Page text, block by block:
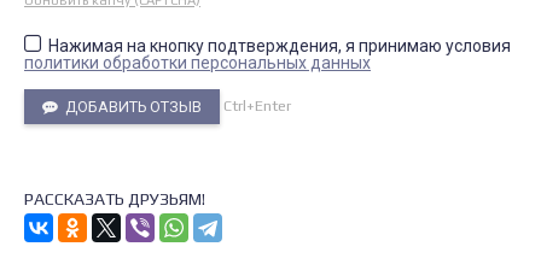
Нажимая на кнопку подтверждения, я принимаю условия
политики обработки персональных данных
ДОБАВИТЬ ОТЗЫВ Ctrl+Enter
РАССКАЗАТЬ ДРУЗЬЯМ!